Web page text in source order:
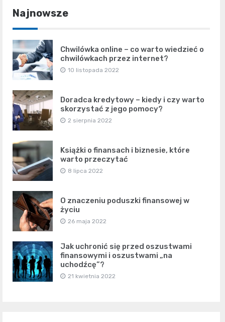
Najnowsze
Chwilówka online – co warto wiedzieć o
chwilówkach przez internet?
10 listopada 2022
Doradca kredytowy – kiedy i czy warto
skorzystać z jego pomocy?
2 sierpnia 2022
Książki o finansach i biznesie, które
warto przeczytać
8 lipca 2022
O znaczeniu poduszki finansowej w
życiu
26 maja 2022
Jak uchronić się przed oszustwami
finansowymi i oszustwami „na
uchodźcę”?
21 kwietnia 2022